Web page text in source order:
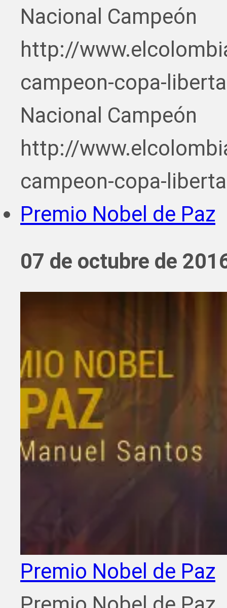
Nacional Campeón
http://
campeon-copa-
Nacional Campeón
http://
campeon-copa-
Premio Nobel de Paz
07 de octubre de
Premio Nobel de Paz